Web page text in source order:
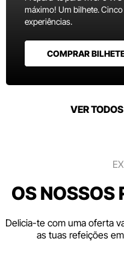
máximo! Um bilhete. Cinco
experiências.
COMPRAR
VER
OS NOSSOS
Delicia-te com uma oferta
as tuas refeições